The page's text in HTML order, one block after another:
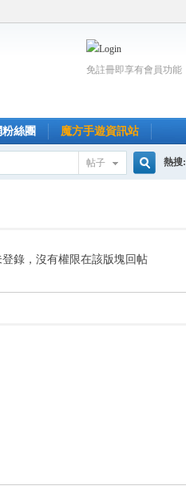
免註冊即享有會員功能
絲團 魔方手遊資訊站
帖子
索
熱搜:
錄，沒有權限在該版塊回帖